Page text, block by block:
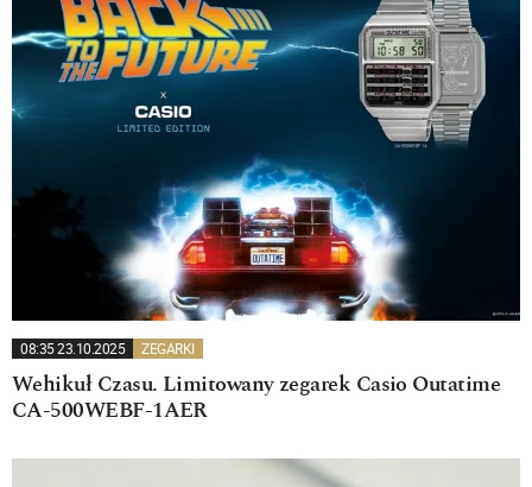
08:35 23.10.2025 ZEGARKI
Wehikuł Czasu. Limitowany zegarek Casio Outatime
CA-500WEBF-1AER